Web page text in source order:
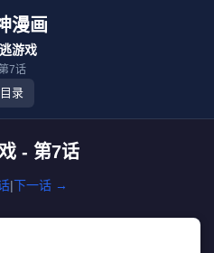
漫画
游戏
7话
目录
- 第7话
|下一话 →